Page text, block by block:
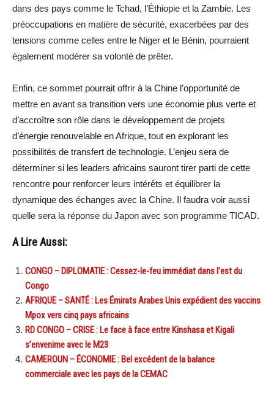
dans des pays comme le Tchad, l’Éthiopie et la Zambie. Les
préoccupations en matière de sécurité, exacerbées par des
tensions comme celles entre le Niger et le Bénin, pourraient
également modérer sa volonté de prêter.
Enfin, ce sommet pourrait offrir à la Chine l’opportunité de
mettre en avant sa transition vers une économie plus verte et
d’accroître son rôle dans le développement de projets
d’énergie renouvelable en Afrique, tout en explorant les
possibilités de transfert de technologie. L’enjeu sera de
déterminer si les leaders africains sauront tirer parti de cette
rencontre pour renforcer leurs intérêts et équilibrer la
dynamique des échanges avec la Chine. Il faudra voir aussi
quelle sera la réponse du Japon avec son programme TICAD.
A Lire Aussi:
CONGO – DIPLOMATIE : Cessez-le-feu immédiat dans l’est du
Congo
AFRIQUE – SANTÉ : Les Émirats Arabes Unis expédient des vaccins
Mpox vers cinq pays africains
RD CONGO – CRISE : Le face à face entre Kinshasa et Kigali
s’envenime avec le M23
CAMEROUN – ÉCONOMIE : Bel excédent de la balance
commerciale avec les pays de la CEMAC